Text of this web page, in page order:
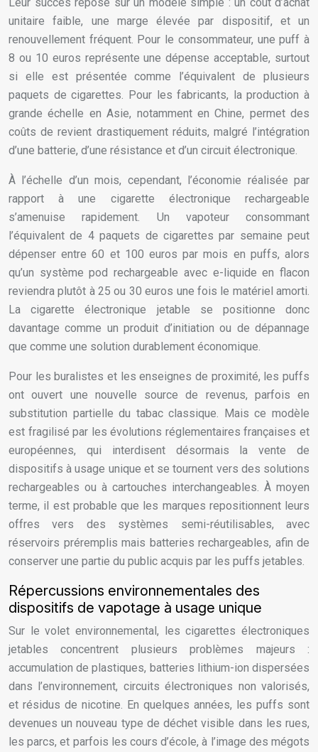
Leur succès repose sur un modèle simple : un coût d’achat
unitaire faible, une marge élevée par dispositif, et un
renouvellement fréquent. Pour le consommateur, une puff à
8 ou 10 euros représente une dépense acceptable, surtout
si elle est présentée comme l’équivalent de plusieurs
paquets de cigarettes. Pour les fabricants, la production à
grande échelle en Asie, notamment en Chine, permet des
coûts de revient drastiquement réduits, malgré l’intégration
d’une batterie, d’une résistance et d’un circuit électronique.
À l’échelle d’un mois, cependant, l’économie réalisée par
rapport à une cigarette électronique rechargeable
s’amenuise rapidement. Un vapoteur consommant
l’équivalent de 4 paquets de cigarettes par semaine peut
dépenser entre 60 et 100 euros par mois en puffs, alors
qu’un système pod rechargeable avec e-liquide en flacon
reviendra plutôt à 25 ou 30 euros une fois le matériel amorti.
La cigarette électronique jetable se positionne donc
davantage comme un produit d’initiation ou de dépannage
que comme une solution durablement économique.
Pour les buralistes et les enseignes de proximité, les puffs
ont ouvert une nouvelle source de revenus, parfois en
substitution partielle du tabac classique. Mais ce modèle
est fragilisé par les évolutions réglementaires françaises et
européennes, qui interdisent désormais la vente de
dispositifs à usage unique et se tournent vers des solutions
rechargeables ou à cartouches interchangeables. À moyen
terme, il est probable que les marques repositionnent leurs
offres vers des systèmes semi-réutilisables, avec
réservoirs préremplis mais batteries rechargeables, afin de
conserver une partie du public acquis par les puffs jetables.
Répercussions environnementales des
dispositifs de vapotage à usage unique
Sur le volet environnemental, les cigarettes électroniques
jetables concentrent plusieurs problèmes majeurs :
accumulation de plastiques, batteries lithium-ion dispersées
dans l’environnement, circuits électroniques non valorisés,
et résidus de nicotine. En quelques années, les puffs sont
devenues un nouveau type de déchet visible dans les rues,
les parcs, et parfois les cours d’école, à l’image des mégots